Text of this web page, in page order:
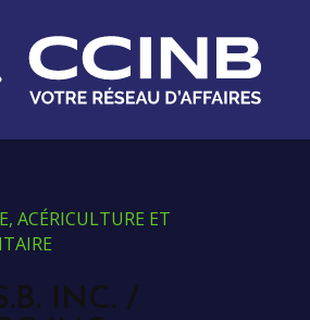
ACÉRICULTURE ET
INC. /